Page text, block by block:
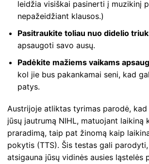
leidžia visiškai pasinerti į muzikinį
nepažeidžiant klausos.)
Pasitraukite toliau nuo didelio
apsaugoti savo ausų.
Padėkite mažiems vaikams
kol jie bus pakankamai seni, kad
patys.
Austrijoje atliktas tyrimas parodė,
jūsų jautrumą NIHL, matuojant laikiną
praradimą, taip pat žinomą kaip
pokytis (TTS). Šis testas gali
atsigauna jūsų vidinės ausies ląstelės